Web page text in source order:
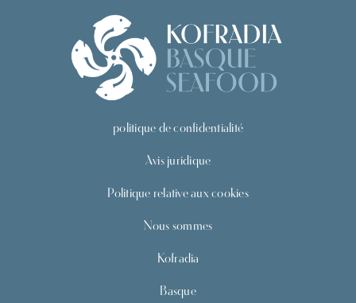
politique de confidentialité
Avis juridique
Politique relative aux cookies
Nous sommes
Kofradia
Basque